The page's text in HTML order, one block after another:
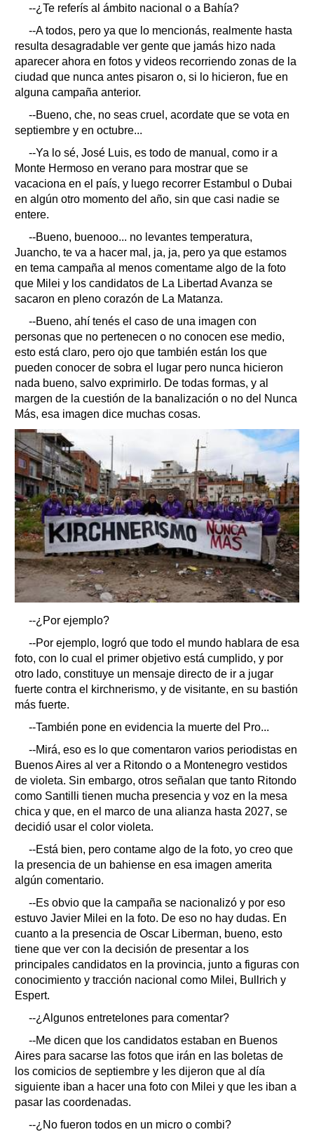
--¿Te referís al ámbito nacional o a Bahía?
--A todos, pero ya que lo mencionás, realmente hasta
resulta desagradable ver gente que jamás hizo nada
aparecer ahora en fotos y videos recorriendo zonas de la
ciudad que nunca antes pisaron o, si lo hicieron, fue en
alguna campaña anterior.
--Bueno, che, no seas cruel, acordate que se vota en
septiembre y en octubre...
--Ya lo sé, José Luis, es todo de manual, como ir a
Monte Hermoso en verano para mostrar que se
vacaciona en el país, y luego recorrer Estambul o Dubai
en algún otro momento del año, sin que casi nadie se
entere.
--Bueno, buenooo... no levantes temperatura,
Juancho, te va a hacer mal, ja, ja, pero ya que estamos
en tema campaña al menos comentame algo de la foto
que Milei y los candidatos de La Libertad Avanza se
sacaron en pleno corazón de La Matanza.
--Bueno, ahí tenés el caso de una imagen con
personas que no pertenecen o no conocen ese medio,
esto está claro, pero ojo que también están los que
pueden conocer de sobra el lugar pero nunca hicieron
nada bueno, salvo exprimirlo. De todas formas, y al
margen de la cuestión de la banalización o no del Nunca
Más, esa imagen dice muchas cosas.
--¿Por ejemplo?
--Por ejemplo, logró que todo el mundo hablara de esa
foto, con lo cual el primer objetivo está cumplido, y por
otro lado, constituye un mensaje directo de ir a jugar
fuerte contra el kirchnerismo, y de visitante, en su bastión
más fuerte.
--También pone en evidencia la muerte del Pro...
--Mirá, eso es lo que comentaron varios periodistas en
Buenos Aires al ver a Ritondo o a Montenegro vestidos
de violeta. Sin embargo, otros señalan que tanto Ritondo
como Santilli tienen mucha presencia y voz en la mesa
chica y que, en el marco de una alianza hasta 2027, se
decidió usar el color violeta.
--Está bien, pero contame algo de la foto, yo creo que
la presencia de un bahiense en esa imagen amerita
algún comentario.
--Es obvio que la campaña se nacionalizó y por eso
estuvo Javier Milei en la foto. De eso no hay dudas. En
cuanto a la presencia de Oscar Liberman, bueno, esto
tiene que ver con la decisión de presentar a los
principales candidatos en la provincia, junto a figuras con
conocimiento y tracción nacional como Milei, Bullrich y
Espert.
--¿Algunos entretelones para comentar?
--Me dicen que los candidatos estaban en Buenos
Aires para sacarse las fotos que irán en las boletas de
los comicios de septiembre y les dijeron que al día
siguiente iban a hacer una foto con Milei y que les iban a
pasar las coordenadas.
--¿No fueron todos en un micro o combi?